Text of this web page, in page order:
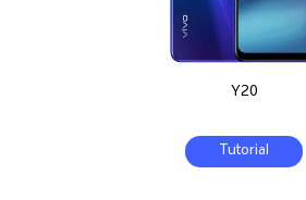
Y20
Tutorial